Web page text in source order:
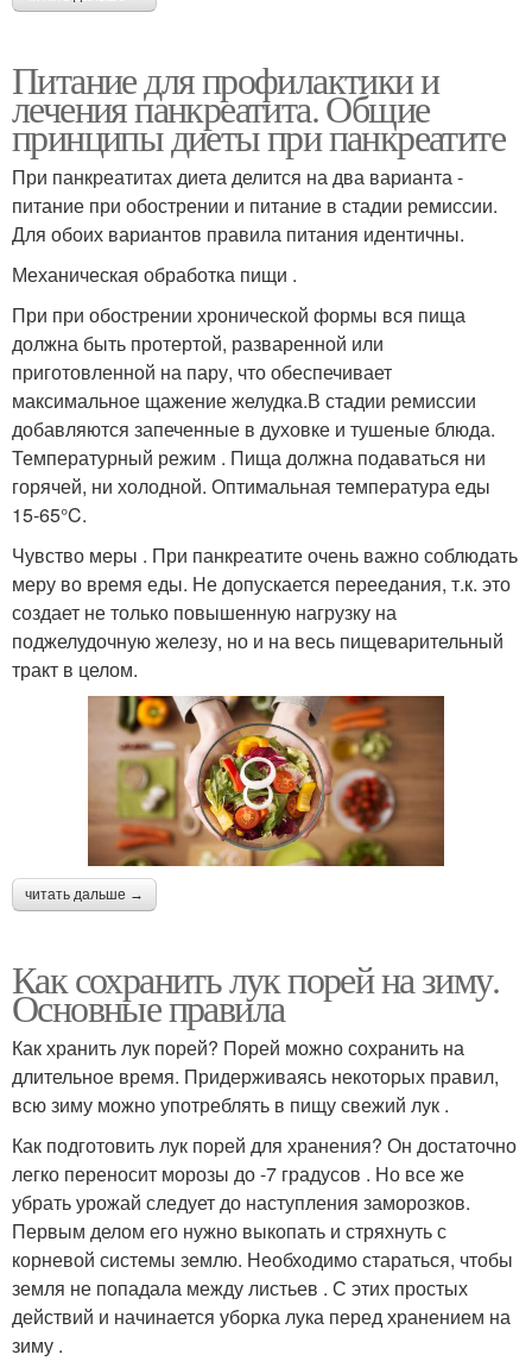
Питание для профилактики и
лечения панкреатита. Общие
принципы диеты при панкреатите
При панкреатитах диета делится на два варианта -
питание при обострении и питание в стадии ремиссии.
Для обоих вариантов правила питания идентичны.
Механическая обработка пищи .
При при обострении хронической формы вся пища
должна быть протертой, разваренной или
приготовленной на пару, что обеспечивает
максимальное щажение желудка.В стадии ремиссии
добавляются запеченные в духовке и тушеные блюда.
Температурный режим . Пища должна подаваться ни
горячей, ни холодной. Оптимальная температура еды
15-65°C.
Чувство меры . При панкреатите очень важно соблюдать
меру во время еды. Не допускается переедания, т.к. это
создает не только повышенную нагрузку на
поджелудочную железу, но и на весь пищеварительный
тракт в целом.
читать дальше →
Как сохранить лук порей на зиму.
Основные правила
Как хранить лук порей? Порей можно сохранить на
длительное время. Придерживаясь некоторых правил,
всю зиму можно употреблять в пищу свежий лук .
Как подготовить лук порей для хранения? Он достаточно
легко переносит морозы до -7 градусов . Но все же
убрать урожай следует до наступления заморозков.
Первым делом его нужно выкопать и стряхнуть с
корневой системы землю. Необходимо стараться, чтобы
земля не попадала между листьев . С этих простых
действий и начинается уборка лука перед хранением на
зиму .